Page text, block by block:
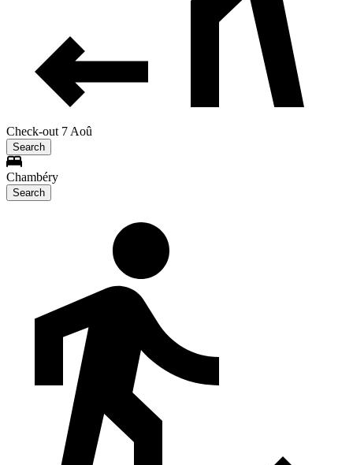
Check-out 7 Aoû
Search
Chambéry
Search